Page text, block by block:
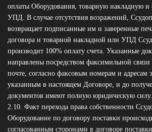
оплаты Оборудования, товарную накладную и
УПД. В случае отсутствия возражений,
возвращает подписанные им и заверенные
договора и товарной накладной или УПД
производит 100% оплату счета. Указанные
направлены посредством факсимильной
почте, согласно факсовым номерам и адресам
указанным в настоящем Договоре, и до
документов имеют полную юридическую силу.
2.10. Факт перехода права собственности
Оборудование по договору поставки
согласованным сторонами в договоре